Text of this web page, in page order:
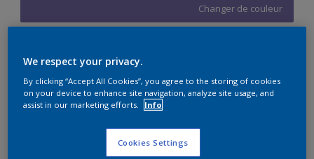
Changer de couleur
5L
Quantité Calculateur de peinture
We respect your privacy.
By clicking “Accept All Cookies”, you agree to the storing of cookies
on your device to enhance site navigation, analyze site usage, and
assist in our marketing efforts.
Info
Cookies Settings